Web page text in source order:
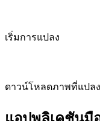
เริ่มการแปลง
ดาวน์โหลดภาพที่แปล